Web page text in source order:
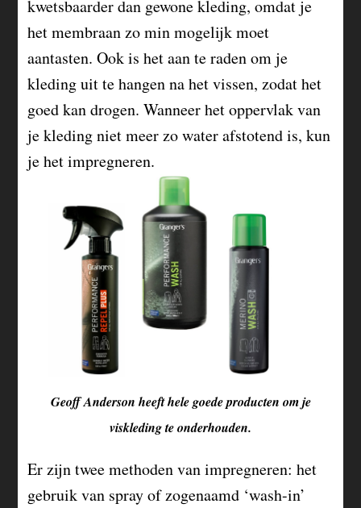
kwetsbaarder dan gewone kleding, omdat je
het membraan zo min mogelijk moet
aantasten. Ook is het aan te raden om je
kleding uit te hangen na het vissen, zodat het
goed kan drogen. Wanneer het oppervlak van
je kleding niet meer zo water afstotend is, kun
je het impregneren.
Geoff Anderson heeft hele goede producten om je
viskleding te onderhouden.
Er zijn twee methoden van impregneren: het
gebruik van spray of zogenaamd ‘wash-in’